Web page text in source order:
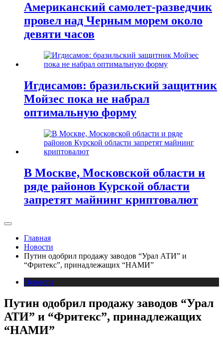
Американский самолет-разведчик
провел над Черным морем около
девяти часов
Игдисамов: бразильский защитник
Мойзес пока не набрал
оптимальную форму
В Москве, Московской области и
ряде районов Курской области
запретят майнинг криптовалют
Главная
Новости
Путин одобрил продажу заводов “Урал АТИ” и
“Фритекс”, принадлежащих “НАМИ”
Новости
Путин одобрил продажу заводов “Урал
АТИ” и “Фритекс”, принадлежащих
“НАМИ”